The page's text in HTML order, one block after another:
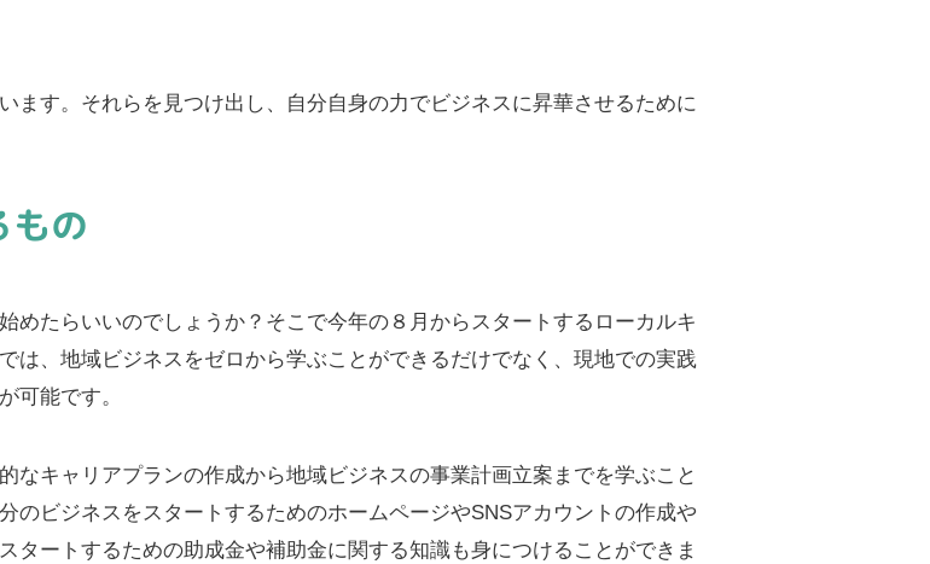
ます。それらを見つけ出し、自分自身の力でビジネスに昇華させるために
もの
めたらいいのでしょうか？そこで今年の８月からスタートするローカルキ
は、地域ビジネスをゼロから学ぶことができるだけでなく、現地での実践
可能です。
なキャリアプランの作成から地域ビジネスの事業計画立案までを学ぶこと
のビジネスをスタートするためのホームページやSNSアカウントの作成や
タートするための助成金や補助金に関する知識も身につけることができま